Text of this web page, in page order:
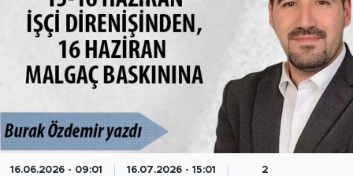
16.06.2026 - 09:01 16.07.2026 - 15:01 2